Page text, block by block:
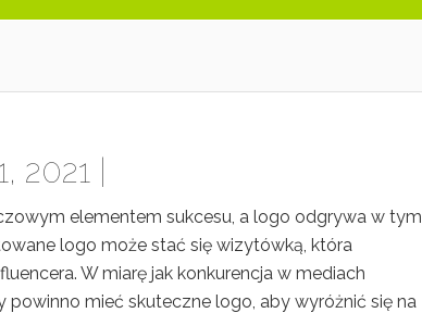
2021 |
elementem sukcesu, a logo odgrywa w tym
logo może stać się wizytówką, która
W miarę jak konkurencja w mediach
powinno mieć skuteczne logo, aby wyróżnić się na